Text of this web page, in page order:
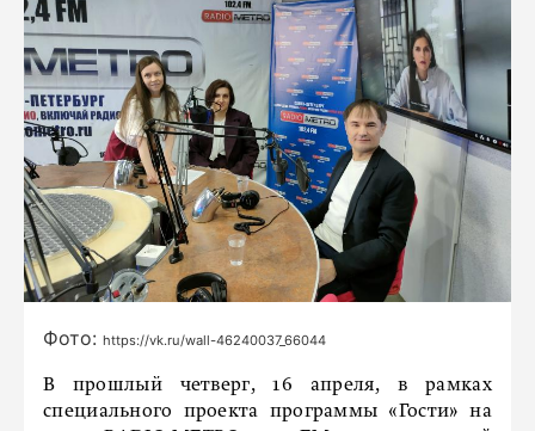
Фото: https://vk.ru/wall-46240037_66044
В прошлый четверг, 16 апреля, в рамках
специального проекта программы «Гости» на